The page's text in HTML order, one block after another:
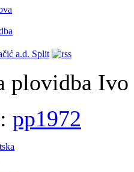
a.d. Split
plovidba
pp1972